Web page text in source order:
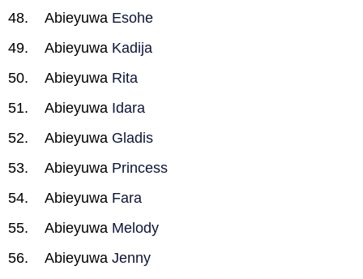
Abieyuwa Esohe
Abieyuwa Kadija
Abieyuwa Rita
Abieyuwa Idara
Abieyuwa Gladis
Abieyuwa Princess
Abieyuwa Fara
Abieyuwa Melody
Abieyuwa Jenny